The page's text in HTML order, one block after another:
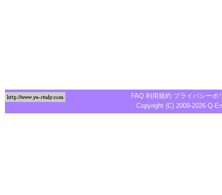
FAQ 利用規約 プライバシーポ
Copyright (C) 2009-2026 Q-